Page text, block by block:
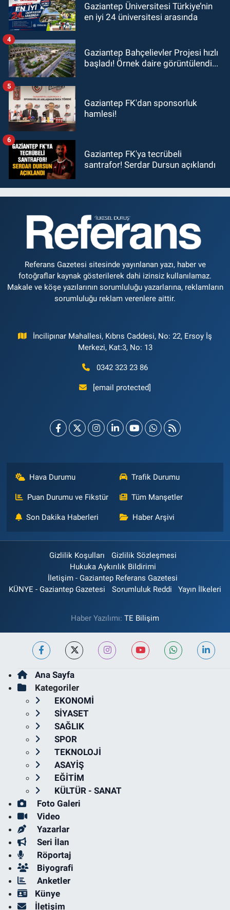
Gaziantep Üniversitesi Türkiye’nin
en iyi 24 üniversitesi arasında
Gaziantep Bahçelievler Projesi hızlı
başladı! Örnek daire görüntülendi...
4
Gaziantep FK'dan sponsorluk
hamlesi!
5
Gaziantep FK'ya tecrübeli
santrafor! Serdar Dursun açıklandı
6
Referans Gazetesi sitesinde yayınlanan yazı, haber ve
fotoğraflar kaynak gösterilerek dahi izinsiz kullanılamaz.
Makale ve köşe yazılarının sorumluluğu yazarlarına, reklamların
sorumluluğu reklam verenlere aittir.
İncilipınar Mahallesi, Kıbrıs Caddesi, No: 22, Ersoy İş
Merkezi, Kat:3, No: 13
0342 323 23 86
[email protected]
Hava Durumu Trafik Durumu
Puan Durumu ve Fikstür Tüm Manşetler
Son Dakika Haberleri Haber Arşivi
Gizlilik Koşulları
Gizlilik Sözleşmesi
Hukuka Aykırılık Bildirimi
İletişim - Gaziantep Referans Gazetesi
KÜNYE - Gaziantep Gazetesi
Sorumluluk Reddi Yayın İlkeleri
Haber Yazılımı: TE Bilişim
Ana Sayfa
Kategoriler
EKONOMİ
SİYASET
SAĞLIK
SPOR
TEKNOLOJİ
ASAYİŞ
EĞİTİM
KÜLTÜR - SANAT
Foto Galeri
Video
Yazarlar
Seri İlan
Röportaj
Biyografi
Anketler
Künye
İletişim